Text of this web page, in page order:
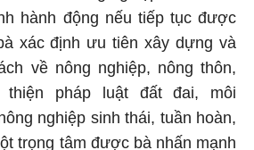
hành động nếu tiếp tục được
xác định ưu tiên xây dựng và
về nông nghiệp, nông thôn,
thiện pháp luật đất đai, môi
nghiệp sinh thái, tuần hoàn,
trọng tâm được bà nhấn mạnh